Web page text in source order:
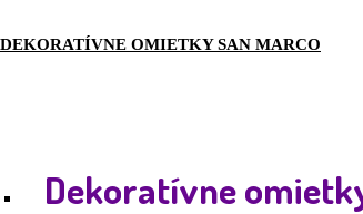
DEKORATÍVNE OMIETKY SAN MARCO
Dekoratívne